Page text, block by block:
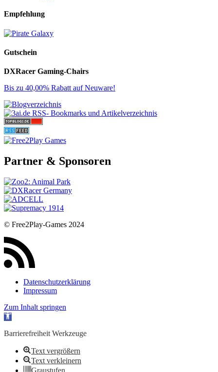
Empfehlung
Gutschein
DXRacer Gaming-Chairs
Bis zu 40,00% Rabatt auf Neuware!
Partner & Sponsoren
© Free2Play-Games 2024
Datenschutzerklärung
Impressum
Zum Inhalt springen
Werkzeugleiste öffnen
Barrierefreiheit Werkzeuge
Text vergrößern
Text verkleinern
Graustufen